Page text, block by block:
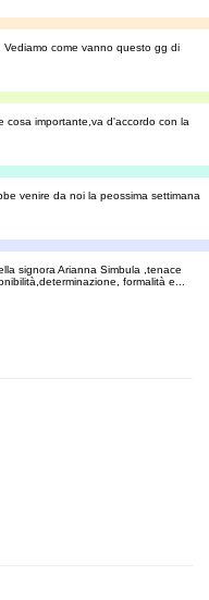
come vanno questo gg di
cosa importante,va d'accordo con la
venire da noi la peossima settimana
signora Arianna Simbula ,tenace
formalità e...